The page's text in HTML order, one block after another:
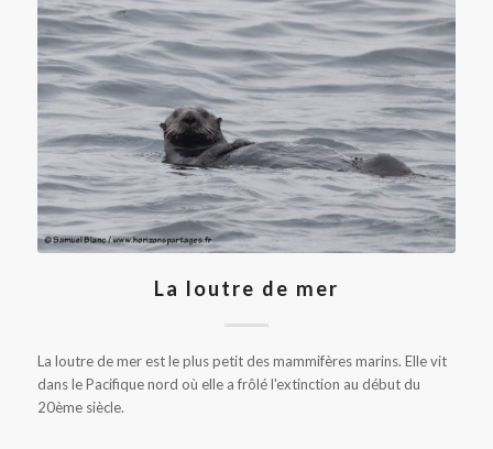
La loutre de mer
La loutre de mer est le plus petit des mammifères marins. Elle vit
dans le Pacifique nord où elle a frôlé l'extinction au début du
20ème siècle.